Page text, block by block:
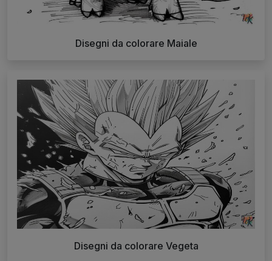
Disegni da colorare Maiale
Disegni da colorare Vegeta